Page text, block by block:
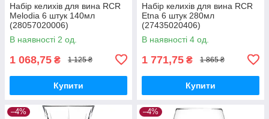
Набір келихів для вина RCR
Melodia 6 штук 140мл
(28057020006)
В наявності 2 од.
1 068,75 ₴ 1 125 ₴
Купити
Набір келихів для вина RCR
Etna 6 штук 280мл
(27435020406)
В наявності 4 од.
1 771,75 ₴ 1 865 ₴
Купити
–4% –4%